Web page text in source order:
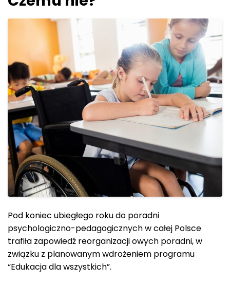
Pod koniec ubiegłego roku do poradni
psychologiczno-pedagogicznych w całej Polsce
trafiła zapowiedź reorganizacji owych poradni, w
związku z planowanym wdrożeniem programu
“Edukacja dla wszystkich”.